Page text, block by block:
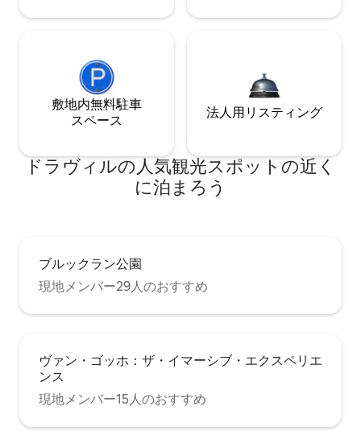
敷地内無料駐⁠車
ス⁠ペ⁠ー⁠ス
法人用リスティング
ドラヴィルの人気観光スポットの近く
に泊まろう
ブルックラン公園
現地メンバー29人のおすすめ
ヴァン・ゴッホ：ザ・イマーシブ・エクスペリエ
ンス
現地メンバー15人のおすすめ